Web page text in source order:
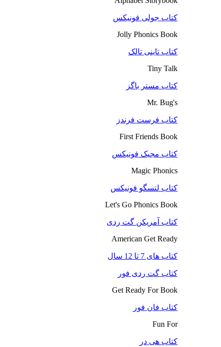
کتاب جولی فونیکس
Jolly Phonics Book
کتاب تاینی تالک
Tiny Talk
کتاب مستر باگز
Mr. Bug's
کتاب فرست فرندز
First Friends Book
کتاب مجیک فونیکس
Magic Phonics
کتاب لتسگو فونیکس
Let's Go Phonics Book
کتاب آمریکن گت ردی
American Get Ready
کتاب های 7 تا 12 سال
کتاب گت ردی فور
Get Ready For Book
کتاب فان فور
Fun For
کتاب هی در